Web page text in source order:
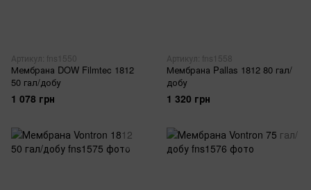
Артикул: fns1550
Мембрана DOW Filmtec 1812
50 гал/добу
1 078 грн
Артикул: fns1558
Мембрана Pallas 1812 80 гал/
добу
1 320 грн